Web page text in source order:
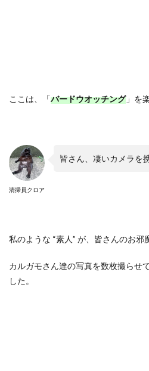
ここは、「バードウオッチング」を
清掃員クロア
皆さん、凄いカメラを
私のような “素人” が、皆さんのお邪
カルガモさん達の写真を数枚撮らせ
した。